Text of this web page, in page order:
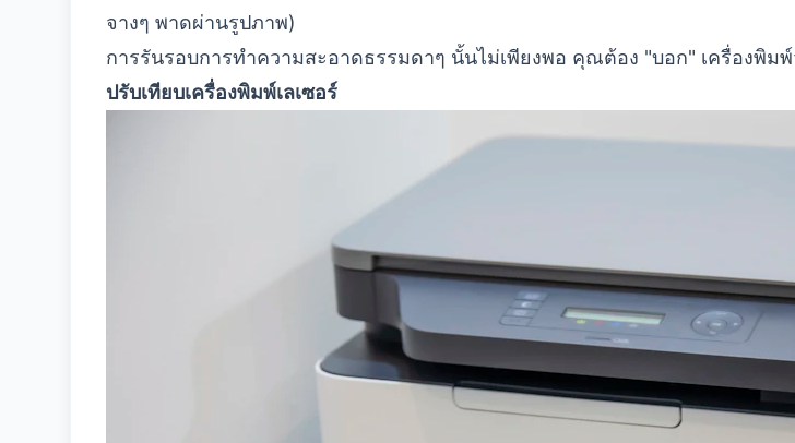
จางๆ พาดผ่านรูปภาพ)
การรันรอบการทำความสะอาดธรรมดาๆ นั้นไม่เพียงพอ คุณต้อง "บอก" เครื่องพิมพ์
ปรับเทียบเครื่องพิมพ์เลเซอร์